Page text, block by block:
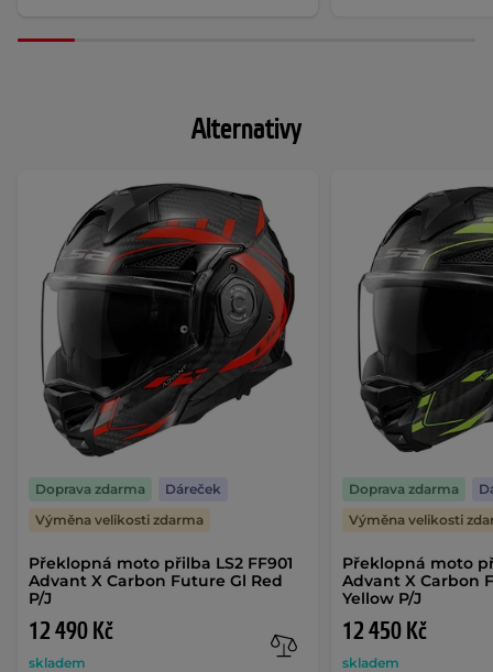
Alternativy
Překlopná moto přilba LS2 FF901
Advant X Carbon Future Gl Red
P/J
12 490 Kč
skladem
Doprava zdarma
Dáreček
Výměna velikosti zdarma
Překlopná moto
Advant X Carbon
Yellow P/J
12 450 Kč
skladem
Doprava zdarma
Výměna velikosti